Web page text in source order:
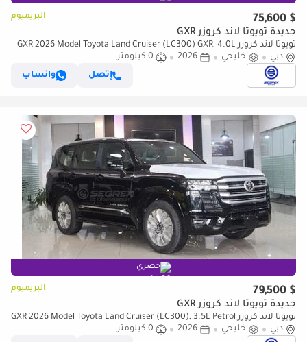
$ 75,600 البريميوم
جديدة تويوتا لاند كروزر GXR
تويوتا لاند كروزر GXR 2026 Model Toyota Land Cruiser (LC300) GXR, 4.0L
Petrol 4WD 6A/T
دبي خليجي 2026
0 كيلومتر
إتصل
واتساب
حصري
$ 79,500 البريميوم
جديدة تويوتا لاند كروزر GXR
تويوتا لاند كروزر GXR 2026 Model Toyota Land Cruiser (LC300), 3.5L Petrol
4WD 10A/T
دبي خليجي 2026 0 كيلومتر